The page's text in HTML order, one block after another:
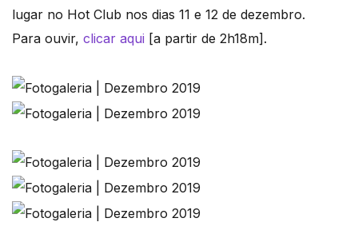
lugar no Hot Club nos dias 11 e 12 de dezembro.
Para ouvir, clicar aqui [a partir de 2h18m].